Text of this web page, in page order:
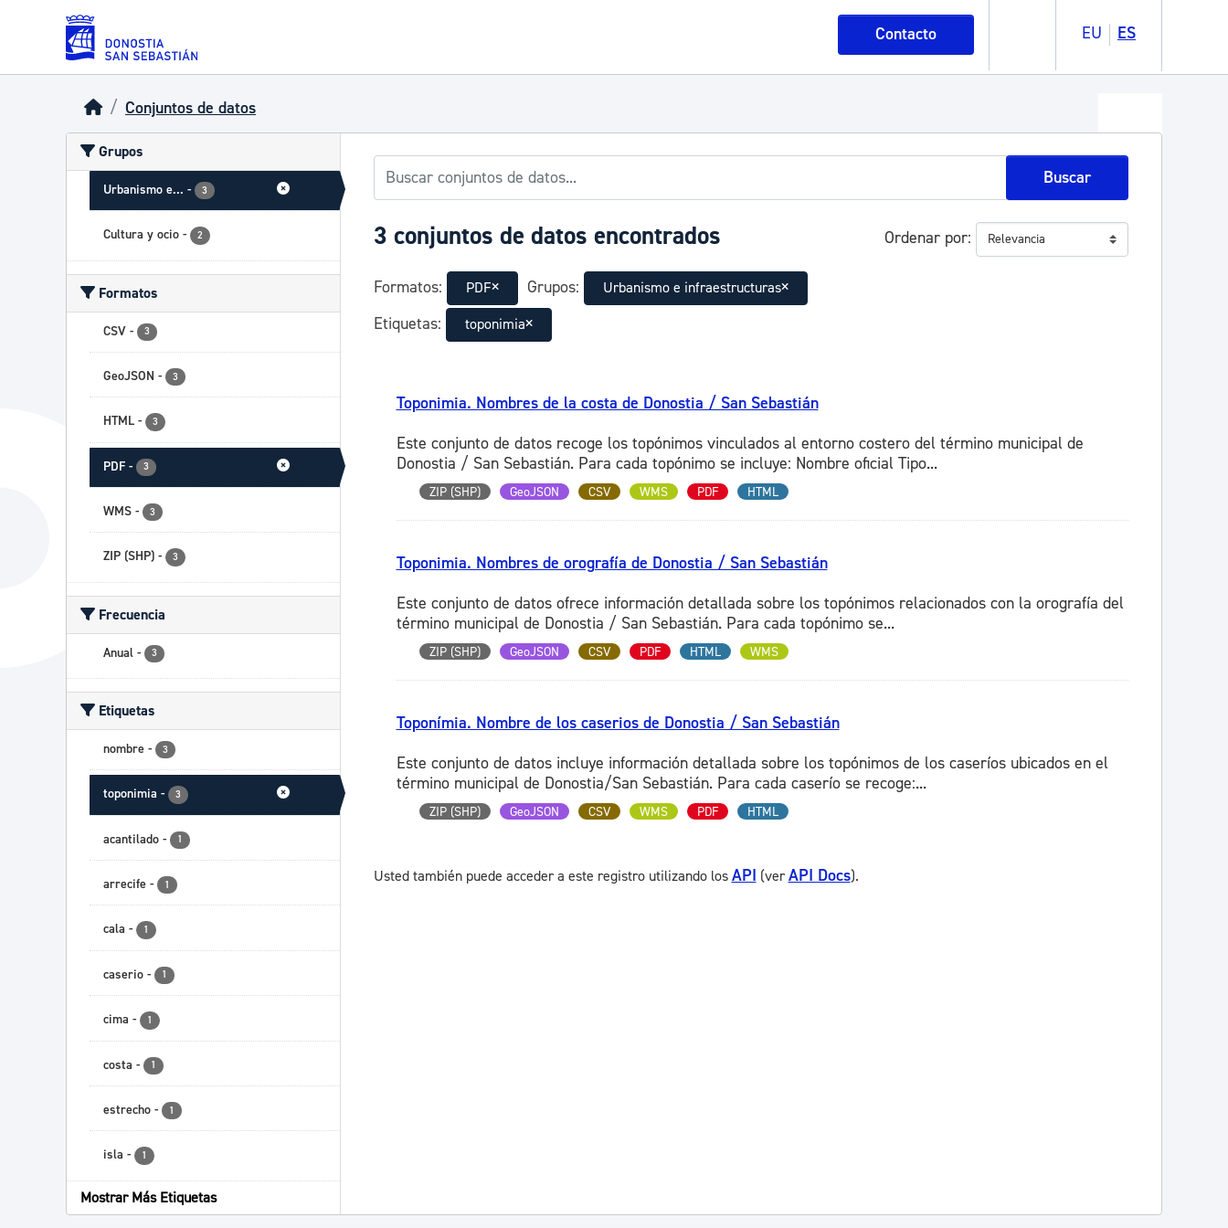
Skip to main content
Contacto
EU ES
Conjuntos de datos
Grupos
Urbanismo e... - 3
Cultura y ocio - 2
Formatos
CSV - 3
GeoJSON - 3
HTML - 3
PDF - 3
WMS - 3
ZIP (SHP) - 3
Frecuencia
Anual - 3
Etiquetas
nombre - 3
toponimia - 3
acantilado - 1
arrecife - 1
cala - 1
caserio - 1
cima - 1
costa - 1
estrecho - 1
isla - 1
Mostrar Más Etiquetas
Buscar
Ordenar por
3 conjuntos de datos encontrados
Formatos: PDF Grupos: Urbanismo e infraestructuras
Etiquetas: toponimia
Toponimia. Nombres de la costa de Donostia / San Sebastián
Este conjunto de datos recoge los topónimos vinculados al entorno costero del término municipal de
Donostia / San Sebastián. Para cada topónimo se incluye: Nombre oficial Tipo...
ZIP (SHP) GeoJSON CSV WMS PDF HTML
Toponimia. Nombres de orografía de Donostia / San Sebastián
Este conjunto de datos ofrece información detallada sobre los topónimos relacionados con la orografía del
término municipal de Donostia / San Sebastián. Para cada topónimo se...
ZIP (SHP) GeoJSON CSV PDF HTML WMS
Toponímia. Nombre de los caserios de Donostia / San Sebastián
Este conjunto de datos incluye información detallada sobre los topónimos de los caseríos ubicados en el
término municipal de Donostia/San Sebastián. Para cada caserío se recoge:...
ZIP (SHP) GeoJSON CSV WMS PDF HTML
Usted también puede acceder a este registro utilizando los API (verAPI Docs).